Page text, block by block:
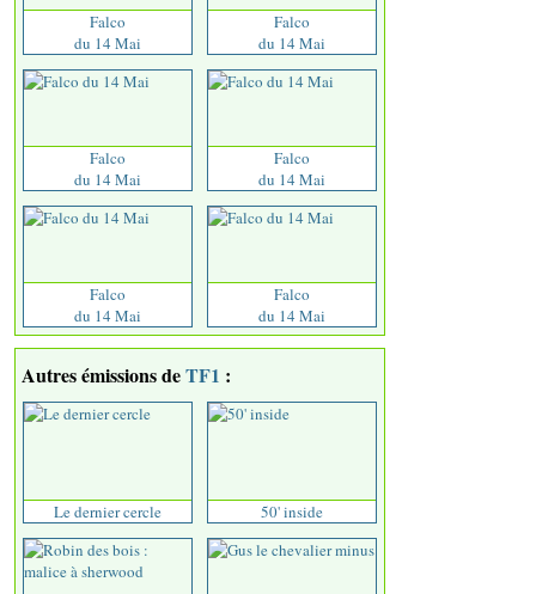
Falco
du 14 Mai
Falco
du 14 Mai
Falco
du 14 Mai
Falco
du 14 Mai
Falco
du 14 Mai
Falco
du 14 Mai
Autres émissions deTF1 :
Le dernier cercle 50' inside